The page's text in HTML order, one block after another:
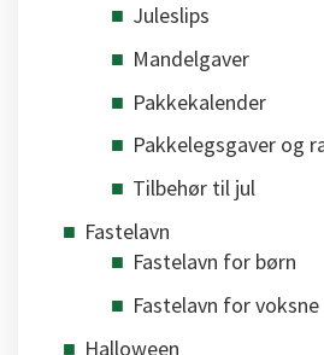
Juleslips
Mandelgaver
Pakkekalender
Pakkelegsgaver og
Tilbehør til jul
Fastelavn
Fastelavn for børn
Fastelavn for voksne
Halloween